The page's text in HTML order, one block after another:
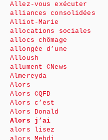
Allez-vous exécuter
alliances consolidées
Alliot-Marie
allocations sociales
allocs chômage
allongée d’une
Alloush
allument CNews
Almereyda
Alors
Alors CQFD
Alors c’est
Alors Donald
Alors j’ai
alors lisez